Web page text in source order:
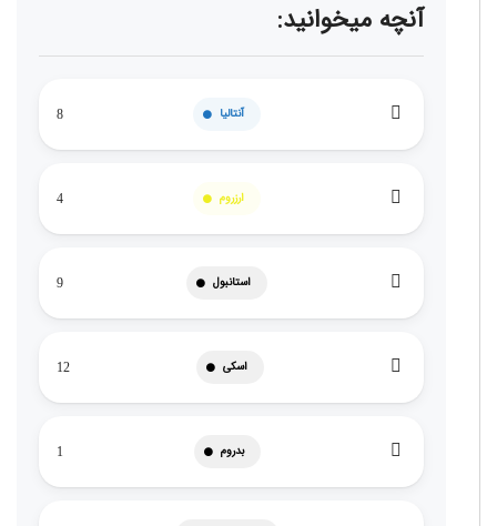
آنچه میخوانید:
آنتالیا 8
ارزروم 4
استانبول 9
اسکی 12
بدروم 1